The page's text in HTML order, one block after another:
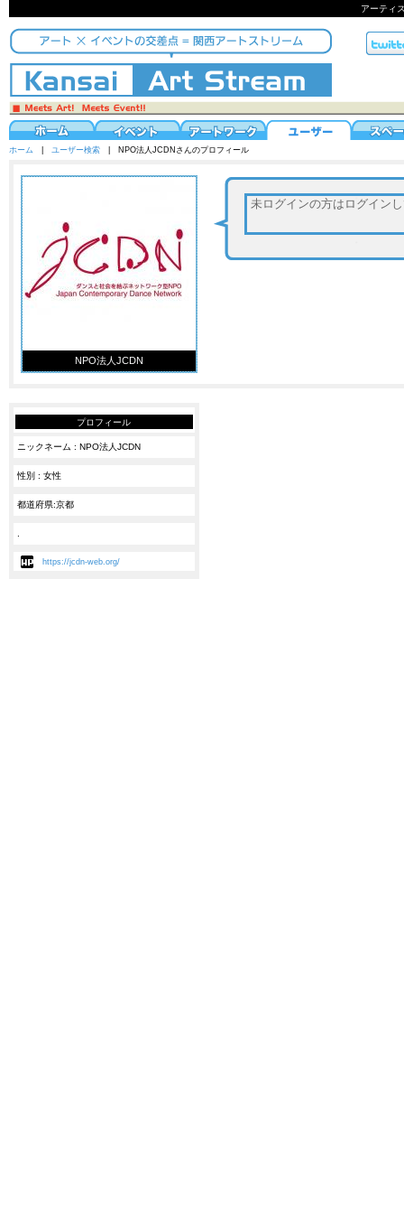
アーティ
ホーム ユーザー検索 | NPO法人JCDNさんのプロフィール
NPO法人JCDN
プロフィール
ニックネーム : NPO法人JCDN
性別 : 女性
都道府県:京都
https://jcdn-web.org/